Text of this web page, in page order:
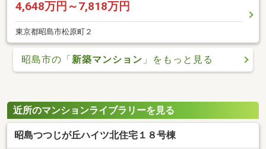
4,648万円～7,818万円
東京都昭島市松原町２
昭島市の「新築マンション 」をもっと見る
近所のマンションライブラリーを見る
昭島つつじが丘ハイツ北住宅１８号棟